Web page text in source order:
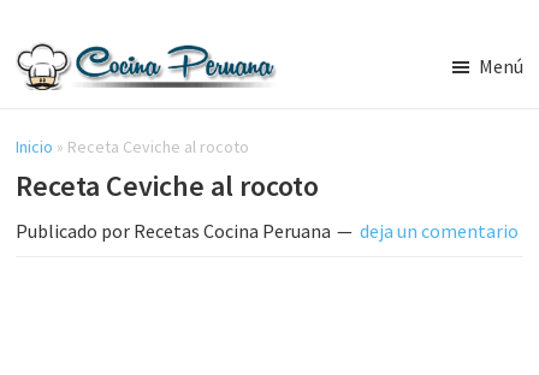
contenido
lateral
principal
Cocina
Peruana,
Recetas
de
Comida
Menú
Inicio » Receta Ceviche al rocoto
Receta Ceviche al rocoto
Publicado por Recetas Cocina Peruana deja un comentario